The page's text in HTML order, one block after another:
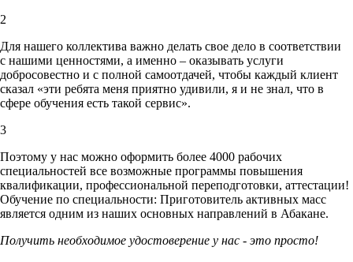
2
Для нашего коллектива важно делать свое дело в соответствии
с нашими ценностями, а именно – оказывать услуги
добросовестно и с полной самоотдачей, чтобы каждый клиент
сказал «эти ребята меня приятно удивили, я и не знал, что в
сфере обучения есть такой сервис».
3
Поэтому у нас можно оформить более 4000 рабочих
специальностей все возможные программы повышения
квалификации, профессиональной переподготовки, аттестации!
Обучение по специальности: Приготовитель активных масс
является одним из наших основных направлений в Абакане.
Получить необходимое удостоверение у нас - это просто!